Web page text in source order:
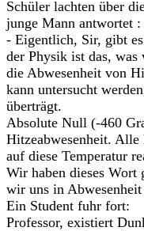
Schüler lachten über
junge Mann antwortet :
- Eigentlich, Sir, gibt
der Physik ist das,
die Abwesenheit von
kann untersucht
überträgt.
Absolute Null (-460
Hitzeabwesenheit.
auf diese Temperatur
Wir haben dieses Wort
wir uns in
Ein Student fuhr fort:
Professor, existiert